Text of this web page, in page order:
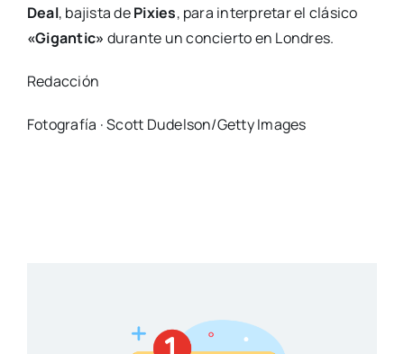
Deal, bajista dePixies, para interpretar el clásico
«Gigantic» durante un concierto en Londres.
Redacción
Fotografía · Scott Dudelson/Getty Images